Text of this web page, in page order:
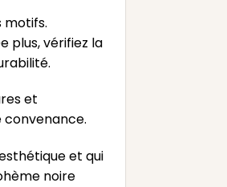
motifs.
plus, vérifiez la
et
convenance.
et qui
noire